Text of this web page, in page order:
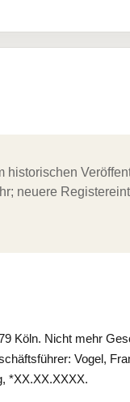
historischen
neuere
Köln. Nicht mehr
Vogel,
*XX.XX.XXXX.